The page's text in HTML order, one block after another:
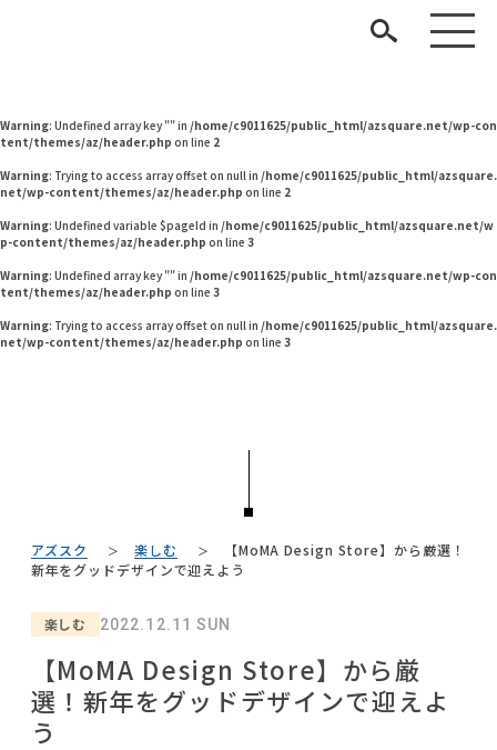
/home/c9011625/public_html/azsquare.net/w
Warning: Undefined array key "" in /home/c9011625/public_html/azsquare.net/wp-con
tent/themes/az/header.php on line 2
Warning: Trying to access array offset on null in /home/c9011625/public_html/azsquare.
net/wp-content/themes/az/header.php on line 2
Warning: Undefined variable $pageId in /home/c9011625/public_html/azsquare.net/w
p-content/themes/az/header.php on line 3
Warning: Undefined array key "" in /home/c9011625/public_html/azsquare.net/wp-con
tent/themes/az/header.php on line 3
Warning: Trying to access array offset on null in /home/c9011625/public_html/azsquare.
net/wp-content/themes/az/header.php on line 3
TAG LIST
#アダル
#ファニタメ#映画#ACTUS
#関家具 #コクヨ#展示会
#インテリアスタイリングの法則
#フェリシモ#岡崎製材 #テーブル#2022 秋ドラマ
#無印良品#田中みな実#テレワーク
#インダストリアルスタイル #大川家具 #家具#unico
#ヤマソロ
見つける
楽しむ
NEWS
ABOUT
CONTACT
アズスク 楽しむ
【MoMA Design Store】から厳選！
新年をグッドデザインで迎えよう
楽しむ 2022.12.11 SUN
【MoMA Design Store】から厳
選！新年をグッドデザインで迎えよ
う